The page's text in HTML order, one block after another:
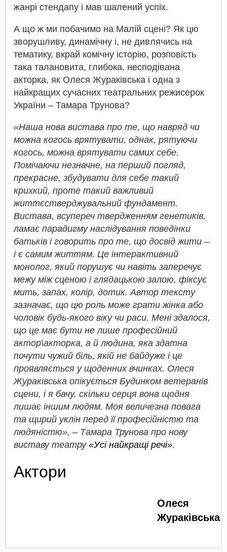
жанрі стендапу і мав шалений успіх.
А що ж ми побачимо на Малій сцені? Як цю
зворушливу, динамічну і, не дивлячись на
тематику, вкрай комічну історію, розповість
така талановита, глибока, несподівана
акторка, як Олеся Жураківська і одна з
найкращих сучасних театральних режисерок
України – Тамара Трунова?
«Наша нова вистава про те, що навряд чи
можна когось врятувати, однак, рятуючи
когось, можна врятувати самих себе.
Помічаючи незначне, на перший погляд,
прекрасне, збудувати для себе такий
крихкий, проте такий важливий
життєстверджувальний фундамент.
Вистава, всупереч твердженням генетиків,
ламає парадигму наслідування поведінки
батьків і говорить про те, що досвід жити –
і є самим життям. Це інтерактивний
монолог, який порушує чи навіть заперечує
межу між сценою і глядацькою залою, фіксує
мить, запах, колір, дотик. Автор тексту
зазначає, що цю роль може грати жінка або
чоловік будь-якого віку чи раси. Мені здалося,
що це має бути не лише професійний
актор\акторка, а й людина, яка здатна
почути чужий біль, якій не байдуже і це
проявляється у щоденних вчинках. Олеся
Жураківська опікується Будинком ветеранів
сцени, і я бачу, скільки серця вона щодня
лишає іншим людям. Моя величезна повага
та щирий уклін перед її професійністю та
людяністю», – Тамара Трунова про нову
виставу театру «Усі найкращі речі».
Актори
Олеся
Жураківська